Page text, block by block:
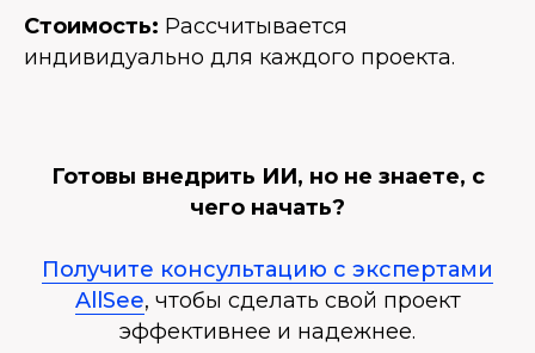
Стоимость: Рассчитывается
индивидуально для каждого проекта.
Готовы внедрить ИИ, но не знаете, с
чего начать?
Получите консультацию с экспертами
AllSee, чтобы сделать свой проект
эффективнее и надежнее.